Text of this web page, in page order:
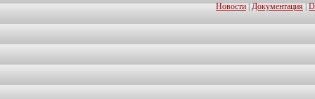
Новости|Документация|